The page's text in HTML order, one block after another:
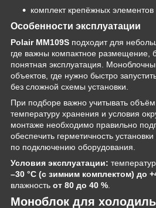
комплект крепёжных элементов
Особенности эксплуатации
Polair MM109S подходит для
где важны компактное размещение,
понятная эксплуатация.
объектов, где нужно быстро
без сложной схемы установки.
При подборе важно учитывать
температуру хранения и условия
монтаже необходимо правильно
обеспечить герметичность
по подключению оборудования.
Условия эксплуатации:
–30 °C (с зимним комплектом) до
влажность от 80 до 40 %
Моноблок для